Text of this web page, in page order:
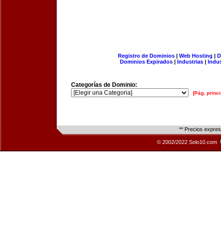
Registro de Dominios| Web Hosting |
Dominios Expirados | Industrias |
Categorías de Dominio:
[Pág.
** Precios
© 2002/2022 Solo10.com